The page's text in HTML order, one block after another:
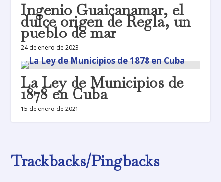
Ingenio Guaicanamar, el
dulce origen de Regla, un
pueblo de mar
24 de enero de 2023
La Ley de Municipios de
1878 en Cuba
15 de enero de 2021
Trackbacks/Pingbacks